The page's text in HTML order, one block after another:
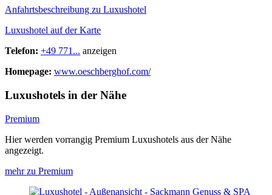
Anfahrtsbeschreibung zu Luxushotel
Luxushotel auf der Karte
Telefon: +49 771... anzeigen
Homepage: www.oeschberghof.com/
Luxushotels in der Nähe
Premium
Hier werden vorrangig Premium Luxushotels aus der Nähe
angezeigt.
mehr zu Premium